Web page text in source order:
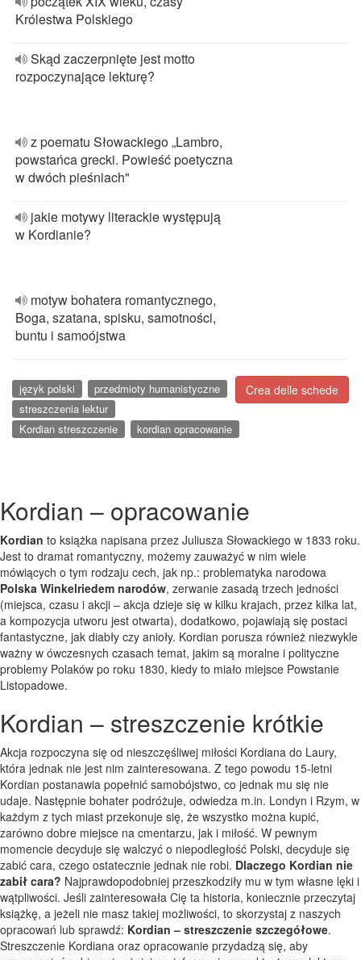
Królestwa Polskiego
Skąd zaczerpnięte jest motto
rozpoczynające lekturę?
z poematu Słowackiego „Lambro,
powstańca grecki. Powieść poetyczna
w dwóch pieśniach"
jakie motywy literackie występują
w Kordianie?
motyw bohatera romantycznego,
Boga, szatana, spisku, samotności,
buntu i samoójstwa
Crea delle schede
język polski
przedmioty humanistyczne
streszczenia lektur
Kordian streszczenie
kordian opracowanie
Kordian – opracowanie
Kordian to książka napisana przez Juliusza Słowackiego w 1833 roku.
Jest to dramat romantyczny, możemy zauważyć w nim wiele
mówiących o tym rodzaju cech, jak np.: problematyka narodowa
Polska Winkelriedem narodów, zerwanie zasadą trzech jedności
(miejsca, czasu i akcji – akcja dzieje się w kilku krajach, przez kilka lat,
a kompozycja utworu jest otwarta), dodatkowo, pojawiają się postaci
fantastyczne, jak diabły czy anioły. Kordian porusza również niezwykle
ważny w ówczesnych czasach temat, jakim są moralne i polityczne
problemy Polaków po roku 1830, kiedy to miało miejsce Powstanie
Listopadowe.
Kordian – streszczenie krótkie
Akcja rozpoczyna się od nieszczęśliwej miłości Kordiana do Laury,
która jednak nie jest nim zainteresowana. Z tego powodu 15-letni
Kordian postanawia popełnić samobójstwo, co jednak mu się nie
udaje. Następnie bohater podróżuje, odwiedza m.in. Londyn i Rzym, w
każdym z tych miast przekonuje się, że wszystko można kupić,
zarówno dobre miejsce na cmentarzu, jak i miłość. W pewnym
momencie decyduje się walczyć o niepodległość Polski, decyduje się
zabić cara, czego ostatecznie jednak nie robi. Dlaczego Kordian nie
zabił cara? Najprawdopodobniej przeszkodziły mu w tym własne lęki i
wątpliwości. Jeśli zainteresowała Cię ta historia, koniecznie przeczytaj
książkę, a jeżeli nie masz takiej możliwości, to skorzystaj z naszych
opracowań lub sprawdź: Kordian – streszczenie szczegółowe.
Streszczenie Kordiana oraz opracowanie przydadzą się, aby